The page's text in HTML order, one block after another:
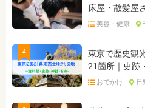
床屋・散髪屋
美容・健康
4
東京で歴史観
21箇所｜史跡
おでかけ 日